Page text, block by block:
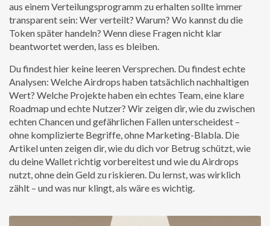
aus einem Verteilungsprogramm zu erhaltensollte immer
transparent sein: Wer verteilt? Warum? Wo kannst du die
Token später handeln? Wenn diese Fragen nicht klar
beantwortet werden, lass es bleiben.
Du findest hier keine leeren Versprechen. Du findest echte
Analysen: Welche Airdrops haben tatsächlich nachhaltigen
Wert? Welche Projekte haben ein echtes Team, eine klare
Roadmap und echte Nutzer? Wir zeigen dir, wie du zwischen
echten Chancen und gefährlichen Fallen unterscheidest –
ohne komplizierte Begriffe, ohne Marketing-Blabla. Die
Artikel unten zeigen dir, wie du dich vor Betrug schützt, wie
du deine Wallet richtig vorbereitest und wie du Airdrops
nutzt, ohne dein Geld zu riskieren. Du lernst, was wirklich
zählt – und was nur klingt, als wäre es wichtig.